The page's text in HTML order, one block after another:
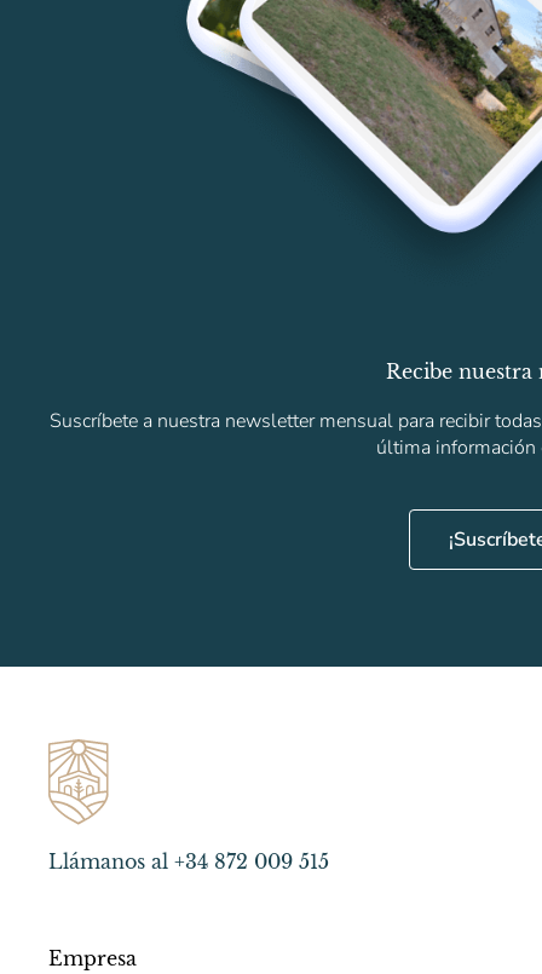
Recibe nuestra
Suscríbete a nuestra newsletter mensual para recibir
última información
Llámanos al +34 872 009 515
Empresa